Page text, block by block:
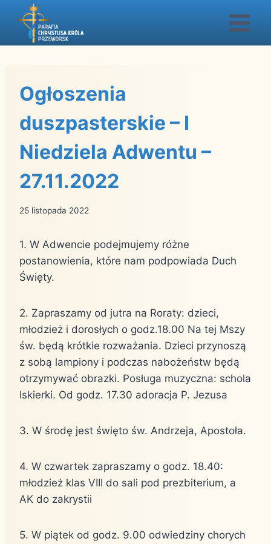
Przejdź
Ogłoszenia
duszpasterskie – I
Niedziela Adwentu –
27.11.2022
25 listopada 2022
1. W Adwencie podejmujemy różne
postanowienia, które nam podpowiada Duch
Święty.
2. Zapraszamy od jutra na Roraty: dzieci,
młodzież i dorosłych o godz.18.00 Na tej Mszy
św. będą krótkie rozważania. Dzieci przynoszą
z sobą lampiony i podczas nabożeństw będą
otrzymywać obrazki. Posługa muzyczna: schola
Iskierki. Od godz. 17.30 adoracja P. Jezusa
3. W środę jest święto św. Andrzeja, Apostoła.
4. W czwartek zapraszamy o godz. 18.40:
młodzież klas VIII do sali pod prezbiterium, a
AK do zakrystii
5. W piątek od godz. 9.00 odwiedziny chorych